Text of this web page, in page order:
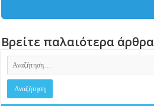
Βρείτε παλαιότερα άρθρα